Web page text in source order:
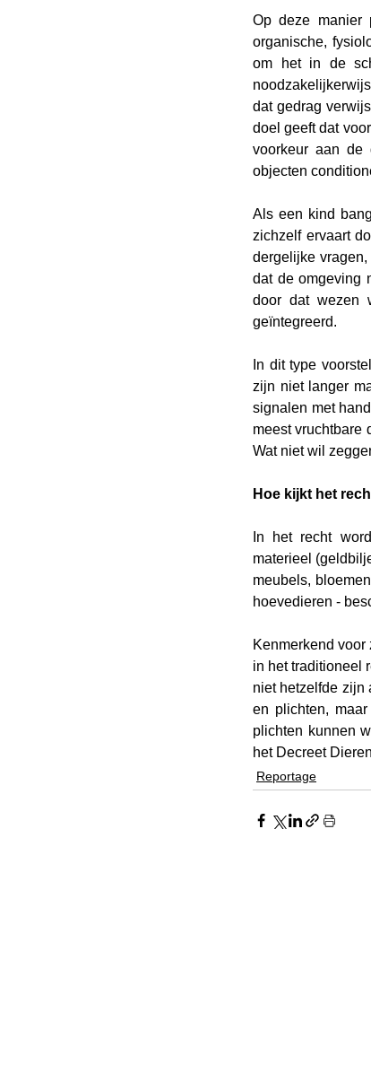
Op deze manier
organische,
om het in de
dat gedrag
doel geeft dat
voorkeur aan de
objecten
Als een kind
zichzelf ervaart
dergelijke
dat de omgeving
door dat wezen
geïntegreerd.
In dit type
zijn niet langer
signalen met
meest vruchtbare
Wat niet wil
Hoe kijkt het
In het recht
materieel
meubels,
hoevedieren -
Kenmerkend
in het traditioneel
niet hetzelfde zijn
en plichten,
plichten kunnen
het Decreet
Reportage